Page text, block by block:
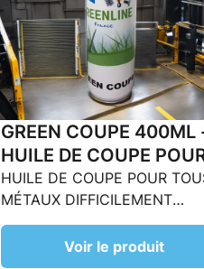
GREEN COUPE 400ML
HUILE DE COUPE
TOUS MÉTAUX
DIFFICILEMENT
USINABLES
HUILE DE COUPE POUR
MÉTAUX DIFFICILEMENT
USINABLES
Voir le produit